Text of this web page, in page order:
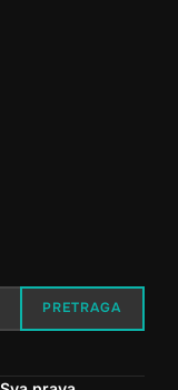
PRETRAGA